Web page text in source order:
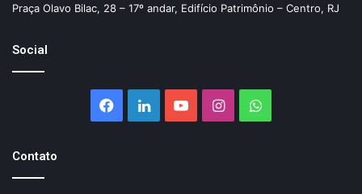
Praça Olavo Bilac, 28 – 17º andar, Edifício Patrimônio – Centro, RJ
Social
Facebook
LinkedinYouTubeInstagramWhatsApp
Contato